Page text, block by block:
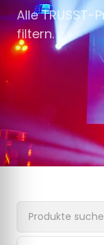
Alle
filtern.